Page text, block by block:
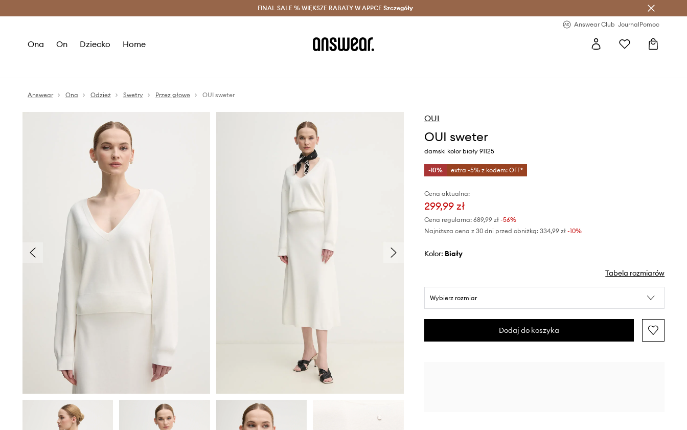
Oszczędzaj z Answear Club > Dostawa nawet w 24h >
FINAL SALE % WIĘKSZE RABATY W APPCE Szczegóły
Answear Club JournalPomoc
Ona On Dziecko Home
Answear Ona Odzież Swetry Przez głowę OUI sweter
OUI
OUI sweter
damski kolor biały 91125
-10% extra -5% z kodem: OFF*
Cena aktualna:
299,99 zł
Cena regularna: 689,99 zł-56%
Najniższa cena z 30 dni przed obniżką: 334,99 zł -10%
Kolor: biały
Tabela rozmiarów
Wybierz rozmiar
Dodaj do koszyka